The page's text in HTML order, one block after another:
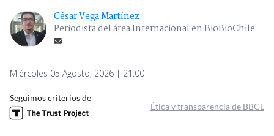
César Vega Martínez
Periodista del área Internacional en BioBioChile
Miércoles 05 Agosto, 2026 | 21:00
Seguimos criterios de
Ética y transparencia de BBCL